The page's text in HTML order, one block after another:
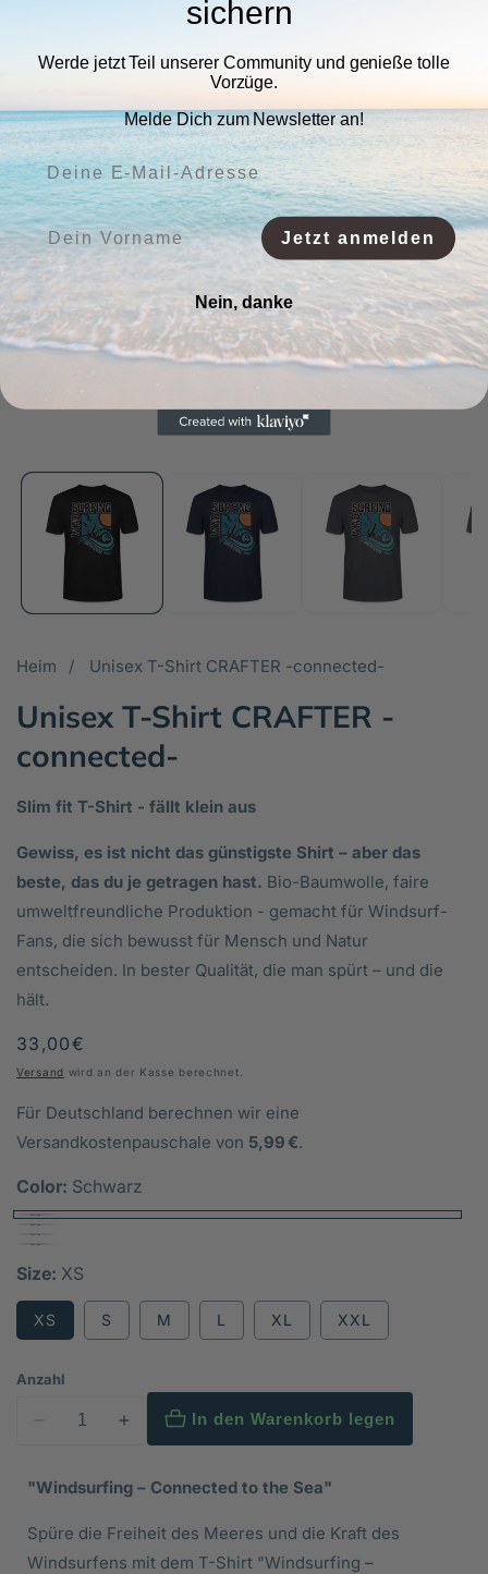
1
Galerieansicht
Heim Unisex T-Shirt CRAFTER -connected-
Unisex T-Shirt CRAFTER -
connected-
Slim fit T-Shirt - fällt klein aus
Gewiss, es ist nicht das günstigste Shirt – aber das
beste, das du je getragen hast. Bio-Baumwolle, faire
umweltfreundliche Produktion - gemacht für Windsurf-
Fans, die sich bewusst für Mensch und Natur
entscheiden. In bester Qualität, die man spürt – und die
hält.
Normaler
Preis
33,00€
Versand wird an der Kasse berechnet.
Für Deutschland berechnen wir eine
Versandkostenpauschale von 5,99 €.
Color: Schwarz
Size: XS
XS S M L XL XXL
Anzahl
Verringere
Menge
Unisex
T-
Erhöhe
Menge
Unisex
T-
In den Warenkorb legen
"Windsurfing – Connected to the Sea"
Spüre die Freiheit des Meeres und die Kraft des
Windsurfens mit dem T-Shirt "Windsurfing –
sichern
Werde jetzt Teil unserer Community und genieße tolle
Vorzüge.
Melde Dich zum Newsletter an!
Deine E-Mail-Adresse:
Vorname:
Jetzt anmelden
Nein, danke